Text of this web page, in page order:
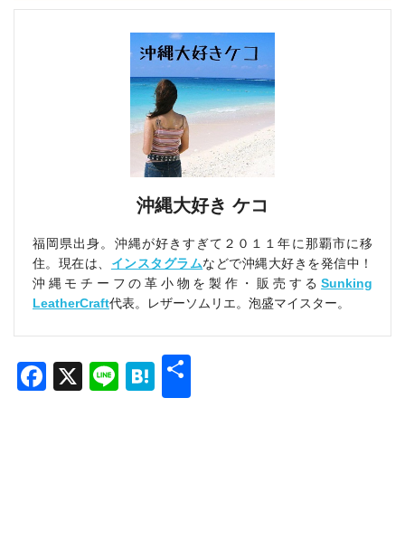
沖縄大好き ケコ
福岡県出身。沖縄が好きすぎて２０１１年に那覇市に移
住。現在は、 インスタグラムなどで沖縄大好きを発信中！
沖縄モチーフの革小物を製作・販売する Sunking
LeatherCraft代表。レザーソムリエ。泡盛マイスター。
Facebook
X LineHatena